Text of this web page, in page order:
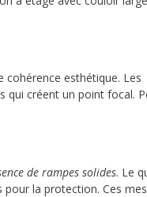
esthétique. Les
qui créent un point focal.
de rampes solides. Le
pour la protection. Ces